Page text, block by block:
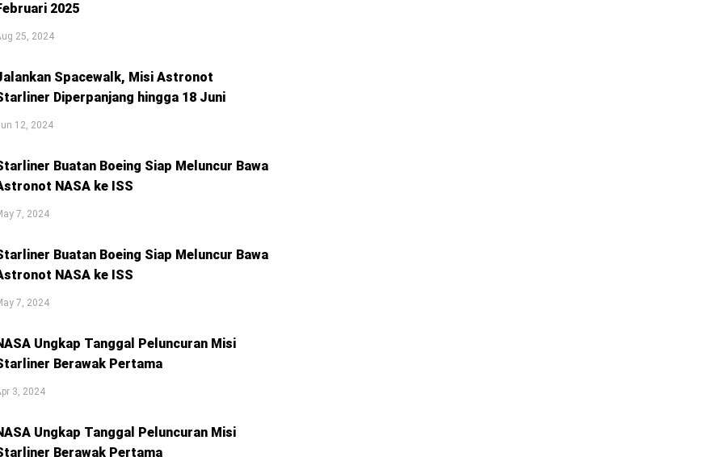
2025
25, 2024
Spacewalk, Misi Astronot
Diperpanjang hingga 18 Juni
12, 2024
Buatan Boeing Siap Meluncur Bawa
NASA ke ISS
7, 2024
Buatan Boeing Siap Meluncur Bawa
NASA ke ISS
7, 2024
Ungkap Tanggal Peluncuran Misi
Berawak Pertama
3, 2024
Ungkap Tanggal Peluncuran Misi
Berawak Pertama